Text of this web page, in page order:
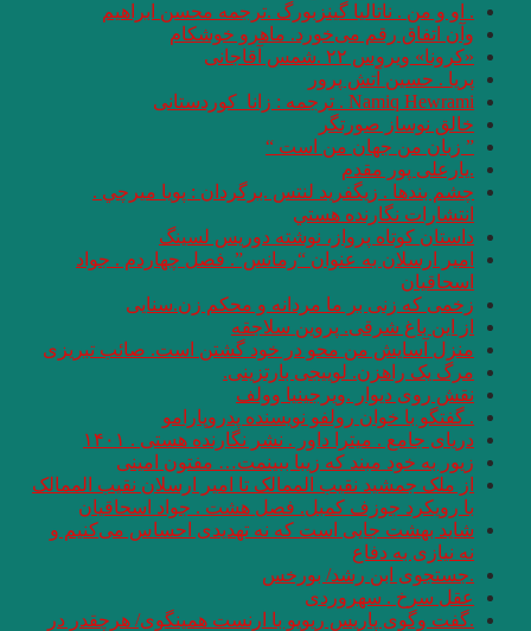
. او و من . ناتالیا گینزبورگ .ترجمه محسن ابراهیم
وآن اتفاق رقم می‌خورد. ماهرو خوشکام
«کرونا» ویروس ۲۲ .شمس آقاجانی
پریا . حسین آتش پرور
Namiq Hewrami . ترجمه : زانا_کوردستانی
خالق نوساز صورتگر
” زبان من جهان من است “
.یارعلی پور مقدم
چشم بندها . زیگفرید لنتس .برگردان : پويا ميرچي .
انتشارات نگارنده هستي
داستان کوتاه پرواز، نوشته دوریس لسینگ
امیر ارسلان به عنوان “رمانس”. فصل چهاردم . جواد
اسحاقیان
زخمی که زنی بر ما مردانه و محکم زن.سنایی
از این باغ شرقی. پروین سلاجقه
منزل آسایش من محو در خود گشتن است. صائب تبریزی
مرگ یک راهزن. لوییجی بارتزینی.
نقش روی دیوار .ویرجینیا وولف
. گفتگو با خوان رولفو نویسنده پدروپارامو
دریای جامع . میترا داور . نشر نگارنده هستی . ۱۴۰۱
زیور به خود مبند که زیبا ببینمت… مفتون امینی
از ملک جمشید نقیب الممالک تا امیر ارسلان نقیب الممالک
با رویکرد جوزف کمبل. فصل هشت . جواد اسحاقیان
شاید بهشت جایی است که نه تهدیدی احساس می‌کنیم و
نه نیازی به دفاع
.جستجوی ابن رشد/ بورخس
عقل سرخ . سهروردی
.گفت وگوی پاریس ریویو با ارنست همینگوی/ هرچقدر در